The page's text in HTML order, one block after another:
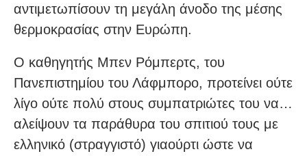
αντιμετωπίσουν τη μεγάλη άνοδο της μέσης
θερμοκρασίας στην Ευρώπη.
Ο καθηγητής Μπεν Ρόμπερτς, του
Πανεπιστημίου του Λάφμπορο, προτείνει ούτε
λίγο ούτε πολύ στους συμπατριώτες του να…
αλείψουν τα παράθυρα του σπιτιού τους με
ελληνικό (στραγγιστό) γιαούρτι ώστε να